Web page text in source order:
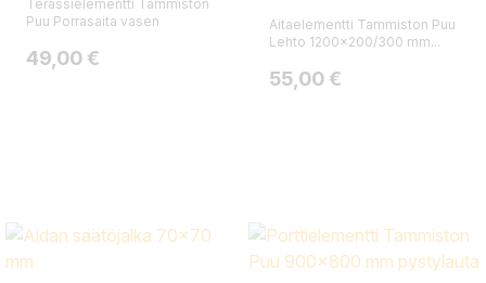
Terassielementti Tammiston
Puu Porrasaita vasen
Hinta
49,00 €
Aitaelementti Tammiston Puu
Lehto 1200x200/300 mm...
Hinta
55,00 €